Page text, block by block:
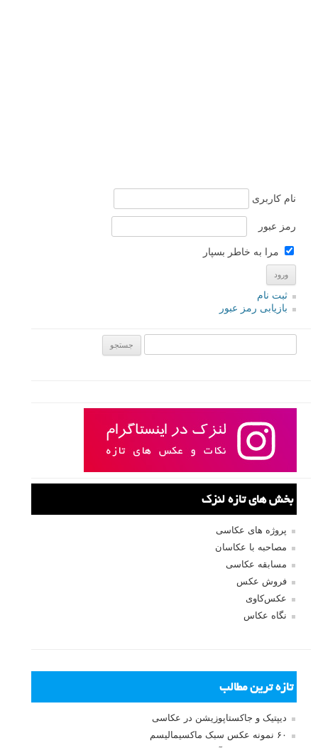
نام کاربری
رمز عبور
مرا به خاطر بسپار
ثبت نام
بازیابی رمز عبور
بخش های تازه لنزک
پروژه های عکاسی
مصاحبه با عکاسان
مسابقه عکاسی
فروش عکس
عکس‌کاوی
نگاه عکاس
تازه ترین مطالب
دیپتیک و جاکستا‌پوزیشن در عکاسی
۶۰ نمونه عکس سبک ماکسیمالیسم